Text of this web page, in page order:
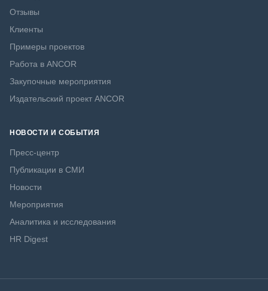
Отзывы
Клиенты
Примеры проектов
Работа в ANCOR
Закупочные мероприятия
Издательский проект ANCOR
НОВОСТИ И СОБЫТИЯ
Пресс-центр
Публикации в СМИ
Новости
Мероприятия
Аналитика и исследования
HR Digest